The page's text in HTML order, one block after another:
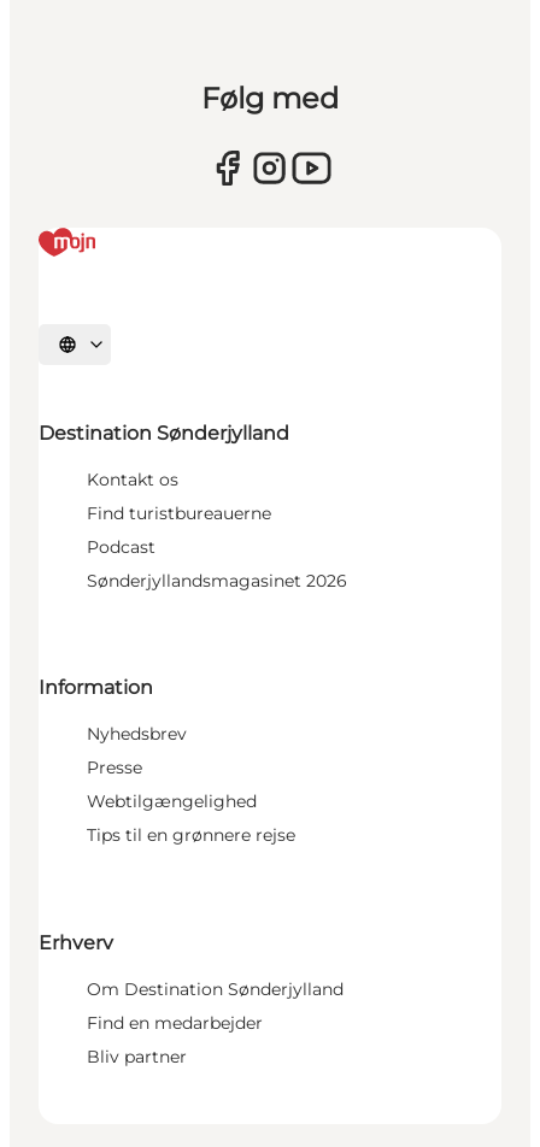
Følg med
Vælg sprog
Destination Sønderjylland
Kontakt os
Find turistbureauerne
Podcast
Sønderjyllandsmagasinet 2026
Information
Nyhedsbrev
Presse
Webtilgængelighed
Tips til en grønnere rejse
Erhverv
Om Destination Sønderjylland
Find en medarbejder
Bliv partner